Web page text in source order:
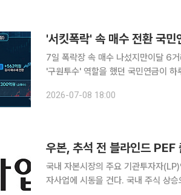
'서킷폭락' 속 매수 전환 국
7일 폭락장 속 매수 나섰지만이달 6거래일간 3112억 순매
'구원투수' 역할을 했던 국민연금이 하루 만에 다시
분류상 '연기금 등'에는 사학연금·공
2026-07-08 18:00
우본, 추석 전 블라인드
국내 자본시장의 주요 기관투자자
자사업에 시동을 건다. 국내 주식 상